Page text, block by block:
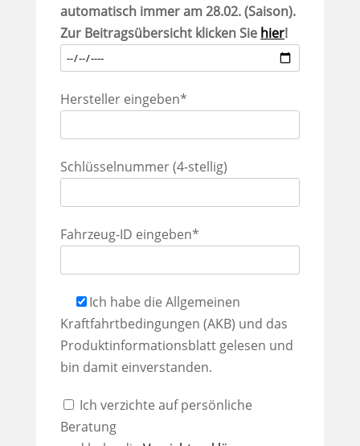
automatisch immer am 28.02. (Saison).
Zur Beitragsübersicht klicken Sie hier!
Hersteller eingeben*
Schlüsselnummer (4-stellig)
Fahrzeug-ID eingeben*
Ich habe die Allgemeinen
Kraftfahrtbedingungen (AKB) und das
Produktinformationsblatt gelesen und
bin damit einverstanden.
Ich verzichte auf persönliche
Beratung